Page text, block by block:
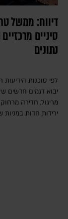
דיווח: ממשל
סיניים
נתונים
לפי סוכנות
יבוא דגמים חדשים
מריגול, חדירה
ירידות חדות